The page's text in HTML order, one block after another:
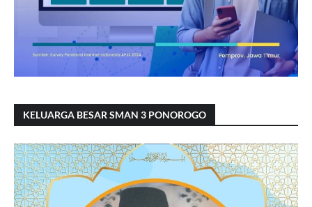
KELUARGA BESAR SMAN 3 PONOROGO